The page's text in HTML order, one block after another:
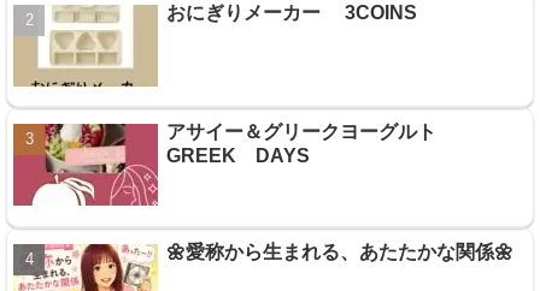
おにぎりメーカー 3COINS
アサイー＆グリークヨーグルト
GREEK DAYS
🌼愛称から生まれる、あたたかな関係🌼